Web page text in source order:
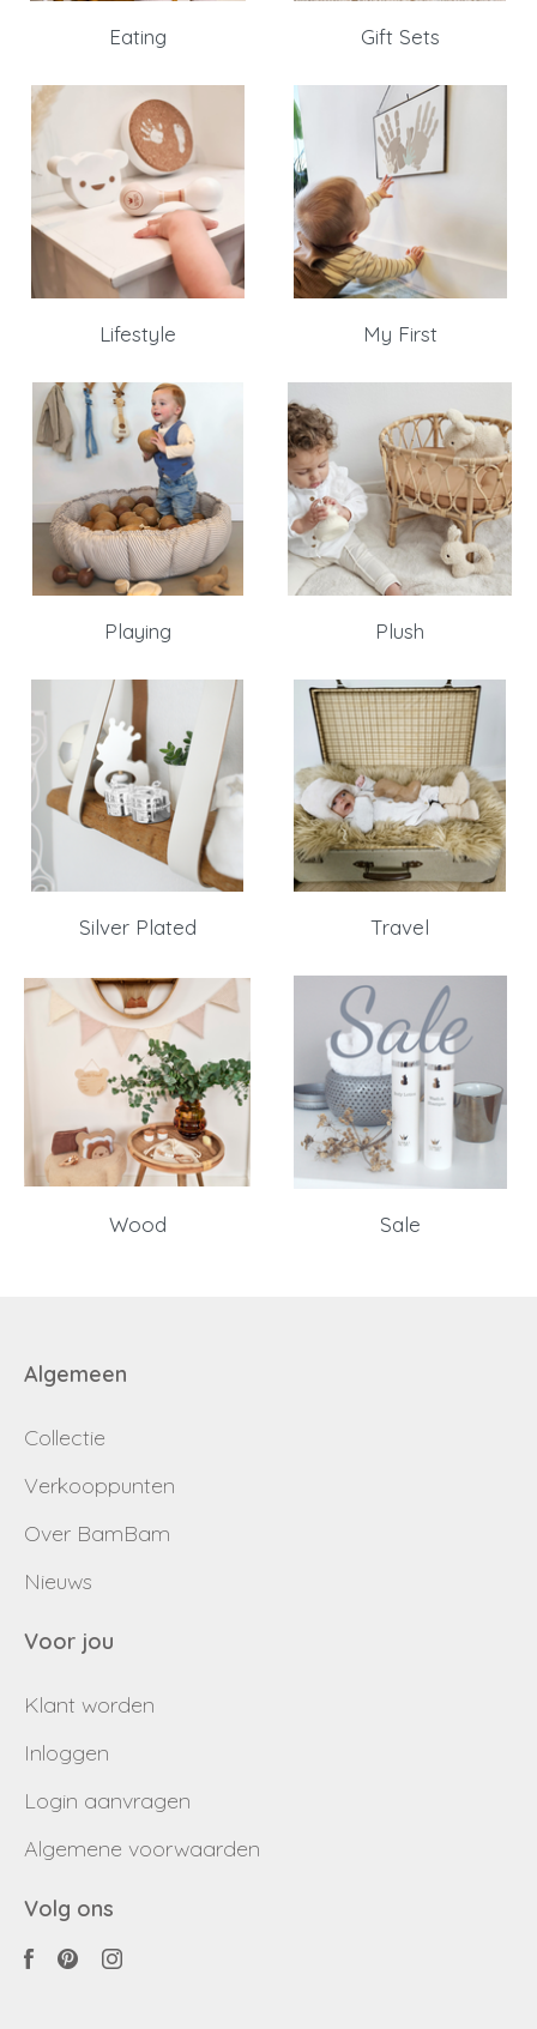
Inloggen
Debiteurnummer
Wachtwoord
Inloggen
Login
aanvragen
Dealer worden
Wachtwoord vergeten
Email
Nieuw wachtwoord versturen
Terug naar inloggen
Eating Gift Sets
Lifestyle My First
Playing Plush
Silver Plated Travel
Wood Sale
Algemeen
Collectie
Verkooppunten
Over BamBam
Nieuws
Voor jou
Klant worden
Inloggen
Login aanvragen
Algemene voorwaarden
Volg ons